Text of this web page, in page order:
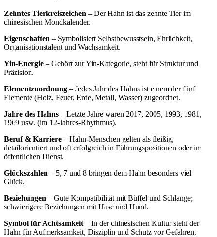
Zehntes Tierkreiszeichen – Der Hahn ist das zehnte Tier im
chinesischen Mondkalender.
Eigenschaften – Symbolisiert Selbstbewusstsein, Ehrlichkeit,
Organisationstalent und Wachsamkeit.
Yin-Energie – Gehört zur Yin-Kategorie, steht für Struktur und
Präzision.
Elementzuordnung – Jedes Jahr des Hahns ist einem der fünf
Elemente (Holz, Feuer, Erde, Metall, Wasser) zugeordnet.
Jahre des Hahns – Letzte Jahre waren 2017, 2005, 1993, 1981,
1969 usw. (im 12-Jahres-Rhythmus).
Beruf & Karriere – Hahn-Menschen gelten als fleißig,
detailorientiert und oft erfolgreich in Führungspositionen oder im
öffentlichen Dienst.
Glückszahlen – 5, 7 und 8 bringen dem Hahn besonders viel
Glück.
Beziehungen – Gute Kompatibilität mit Büffel und Schlange;
schwierigere Beziehungen mit Hase und Hund.
Symbol für Achtsamkeit – In der chinesischen Kultur steht der
Hahn für Aufmerksamkeit, Disziplin und Schutz vor Gefahren.